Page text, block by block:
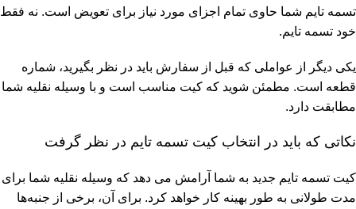
تسمه تایم شما حاوی تمام اجزای مورد نیاز برای تعویض است. نه فقط
خود تسمه تایم.
یکی دیگر از عواملی که قبل از سفارش باید در نظر بگیرید، شماره
قطعه است. مطمئن شوید که کیت مناسب است و با وسیله نقلیه شما
مطابقت دارد.
نکاتی که باید در انتخاب کیت تسمه تایم در نظر گرفت
کیت تسمه تایم جدید به شما آرامش می دهد که وسیله نقلیه شما برای
مدت طولانی به طور بهینه کار خواهد کرد. برای آن، برخی از جنبه‌ها